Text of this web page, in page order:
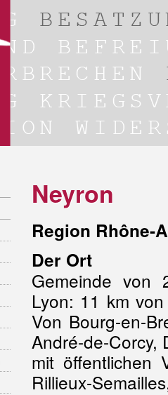
Neyron
Region Rhône-
Der Ort
Gemeinde von
Lyon: 11 km
Von Bourg-en-
André-de-
mit öffentlichen
Rillieux-